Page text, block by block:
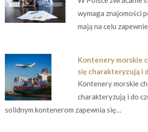
wymaga znajomości
mają na celu
Kontenery morskie
się charakteryzują i
Kontenery morskie
charakteryzują i do
solidnym kontenerom zapewnia się…